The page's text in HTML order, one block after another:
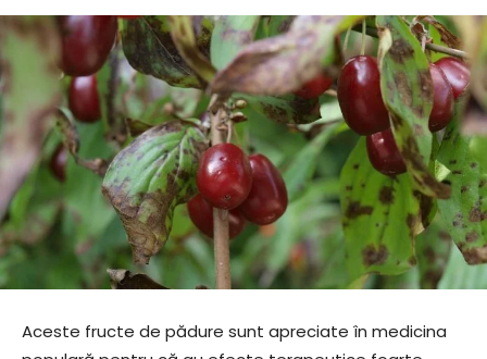
Aceste fructe de pădure sunt apreciate în medicina